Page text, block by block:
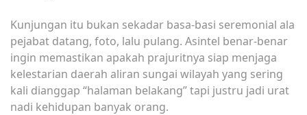
Kunjungan itu bukan sekadar basa-basi seremonial ala
pejabat datang, foto, lalu pulang. Asintel benar-benar
ingin memastikan apakah prajuritnya siap menjaga
kelestarian daerah aliran sungai wilayah yang sering
kali dianggap “halaman belakang” tapi justru jadi urat
nadi kehidupan banyak orang.